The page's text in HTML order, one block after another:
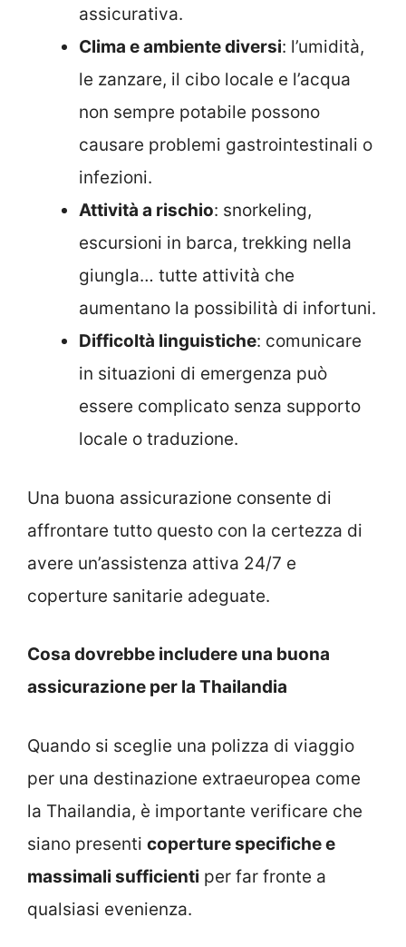
assicurativa.
Clima e ambiente diversi: l’umidità,
le zanzare, il cibo locale e l’acqua
non sempre potabile possono
causare problemi gastrointestinali o
infezioni.
Attività a rischio: snorkeling,
escursioni in barca, trekking nella
giungla… tutte attività che
aumentano la possibilità di infortuni.
Difficoltà linguistiche: comunicare
in situazioni di emergenza può
essere complicato senza supporto
locale o traduzione.
Una buona assicurazione consente di
affrontare tutto questo con la certezza di
avere un’assistenza attiva 24/7 e
coperture sanitarie adeguate.
Cosa dovrebbe includere una buona
assicurazione per la Thailandia
Quando si sceglie una polizza di viaggio
per una destinazione extraeuropea come
la Thailandia, è importante verificare che
siano presenti coperture specifiche e
massimali sufficienti per far fronte a
qualsiasi evenienza.